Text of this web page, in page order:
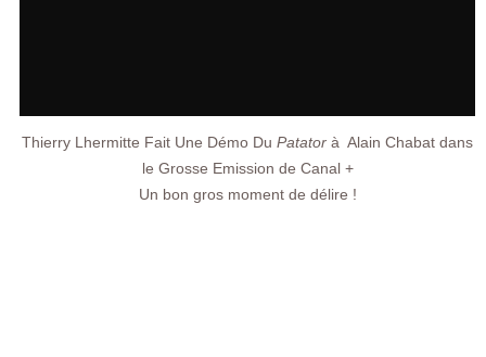
Thierry Lhermitte Fait Une Démo DuPatatorà Alain Chabat dans
le Grosse Emission de Canal +
Un bon gros moment de délire !